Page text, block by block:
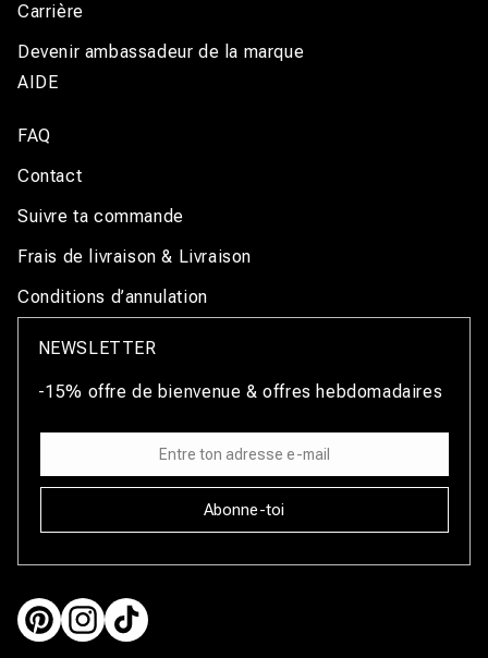
Carrière
Devenir ambassadeur de la marque
AIDE
FAQ
Contact
Suivre ta commande
Frais de livraison & Livraison
Conditions d’annulation
NEWSLETTER
-15% offre de bienvenue & offres hebdomadaires
Abonne-toi
PinterestInstagramTikTok